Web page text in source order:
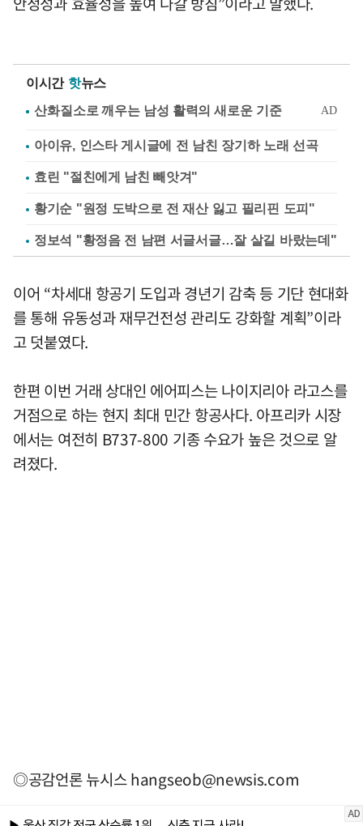
이시간 핫뉴스
아이유, 인스타 게시글에 전 남친 장기하 노래 선곡
효린 "절친에게 남친 빼앗겨"
황기순 "원정 도박으로 전 재산 잃고 필리핀 도피"
정보석 "황정음 전 남편 서글서글…잘 살길 바랐는데"
이어 “차세대 항공기 도입과 경년기 감축 등 기단 현대화
를 통해 유동성과 재무건전성 관리도 강화할 계획”이라
고 덧붙였다.
한편 이번 거래 상대인 에어피스는 나이지리아 라고스를
거점으로 하는 현지 최대 민간 항공사다. 아프리카 시장
에서는 여전히 B737-800 기종 수요가 높은 것으로 알
려졌다.
◎공감언론 뉴시스hangseob@newsis.com